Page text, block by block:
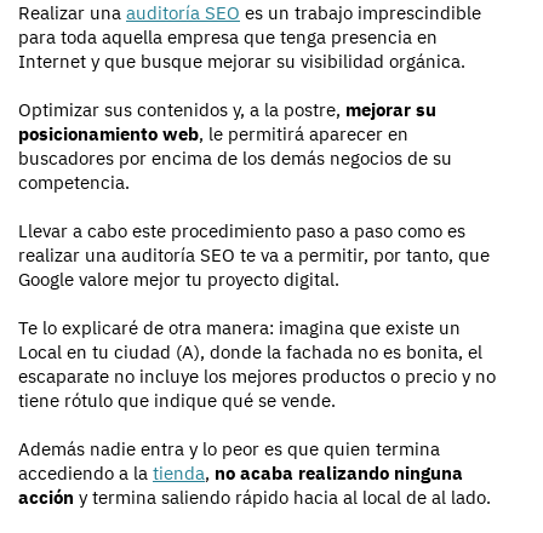
Realizar una auditoría SEO es un trabajo imprescindible
para toda aquella empresa que tenga presencia en
Internet y que busque mejorar su visibilidad orgánica.
Optimizar sus contenidos y, a la postre, mejorar su
posicionamiento web, le permitirá aparecer en
buscadores por encima de los demás negocios de su
competencia.
Llevar a cabo este procedimiento paso a paso como es
realizar una auditoría SEO te va a permitir, por tanto, que
Google valore mejor tu proyecto digital.
Te lo explicaré de otra manera: imagina que existe un
Local en tu ciudad (A), donde la fachada no es bonita, el
escaparate no incluye los mejores productos o precio y no
tiene rótulo que indique qué se vende.
Además nadie entra y lo peor es que quien termina
accediendo a la tienda, no acaba realizando ninguna
acción y termina saliendo rápido hacia al local de al lado.